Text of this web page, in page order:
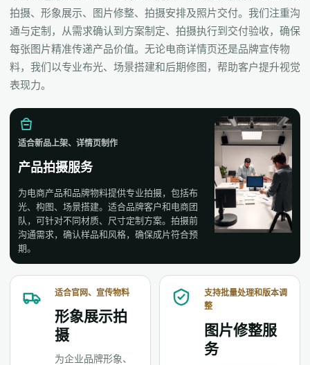
拍摄、形象展示、图片修整、拍摄安排及照片交付。我们注重沟
通与定制，从需求确认到方案制定、拍摄执行到交付验收，确保
每张图片精准传递产品价值。无论电商详情页还是品牌宣传物
料，我们以专业布光、场景搭建和后期修图，帮助客户提升视觉
表现力。
适合新品上架、详情页制作
产品拍摄服务
为电商产品和品牌物料提供专业拍摄，包括布
光、构图、场景搭建。适合品牌客户和电商团
队，可针对不同材质、尺寸定制方案。拍摄前
沟通需求，确认样品和风格，确保成片符合预
期。
适合官网、宣传物料
形象展示拍
摄
为企业品牌形象、
支持批量处理和版本调
整
图片修整服
务